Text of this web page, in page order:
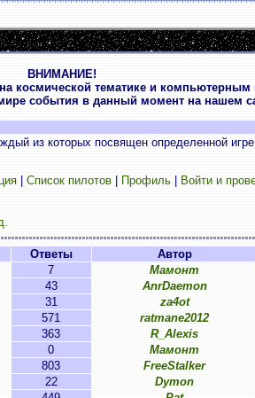
ВНИМАНИЕ!
космической тематике и компьютерным
события в данный момент на нашем
из которых посвящен определенной
| Список пилотов| Профиль| Войти и
Ответы Автор
7 Мамонт
43 AnrDaemon
31 za4ot
571 ratmane2012
363 R_Alexis
0 Мамонт
803 FreeStalker
22 Dymon